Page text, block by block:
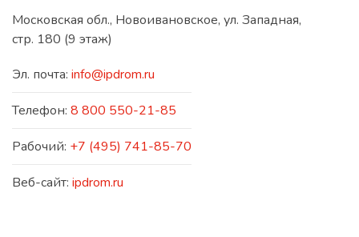
Московская обл., Новоивановское, ул. Западная,
стр. 180 (9 этаж)
Эл. почта: info@ipdrom.ru
Телефон: 8 800 550-21-85
Рабочий: +7 (495) 741-85-70
Веб-сайт: ipdrom.ru